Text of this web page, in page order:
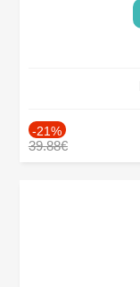
-21%
39.88€